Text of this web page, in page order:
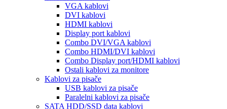
VGA kablovi
DVI kablovi
HDMI kablovi
Display port kablovi
Combo DVI/VGA kablovi
Combo HDMI/DVI kablovi
Combo Display port/HDMI kablovi
Ostali kablovi za monitore
Kablovi za pisače
USB kablovi za pisače
Paralelni kablovi za pisače
SATA HDD/SSD data kablovi